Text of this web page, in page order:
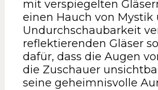
mit verspiegelten
einen Hauch von Mystik
Undurchschaubarkeit
reflektierenden Gläser
dafür, dass die Augen
die Zuschauer
seine geheimnisvolle